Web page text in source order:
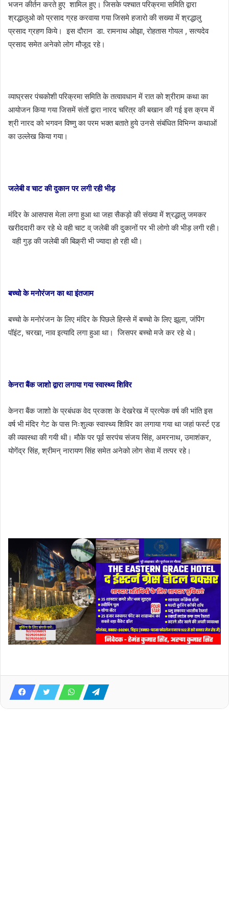
भजन कीर्तन करते हुए शामिल हुए। जिसके पश्चात परिक्रमा समिति द्वारा
श्रद्धालुओ को प्रसाद ग्रह करवाया गया जिसमे हजारो की सख्या में श्रद्धालु
प्रसाद ग्रहण किये। इस दौरान डा. रामनाथ ओझा, रोहतास गोयल , सत्यदेव
प्रसाद समेत अनेको लोग मौजूद रहे।
व्याघ्रसर पंचकोशी परिक्रमा समिति के तत्वावधान में रात को श्रीराम कथा का
आयोजन किया गया जिसमें संतों द्वारा नारद चरित्र की बखान की गई इस क्रम में
श्री नारद को भगवन विष्णु का परम भक्त बताते हुये उनसे संबंधित विभिन्न कथाओं
का उल्लेख किया गया।
जलेबी व चाट की दुकान पर लगी रही भीड़
मंदिर के आसपास मेला लगा हुआ था जहा सैकड़ो की संख्या में श्रद्धालु जमकर
खरीददारी कर रहे थे वही चाट व् जलेबी की दुकानों पर भी लोगो की भीड़ लगी रही।
वही गुड़ की जलेबी की बिक्र्री भी ज्यादा हो रही थी।
बच्चो के मनोरंजन का था इंतजाम
बच्चो के मनोरंजन के लिए मंदिर के पिछले हिस्से में बच्चो के लिए झूला, जंपिंग
पॉइंट, चरखा, नाव इत्यादि लगा हुआ था। जिसपर बच्चो मजे कर रहे थे।
केनरा बैंक जाशो द्वारा लगाया गया स्वास्थ्य शिविर
केनरा बैंक जाशो के प्रबंधक वेद प्रकाश के देखरेख में प्रत्येक वर्ष की भांति इस
वर्ष भी मंदिर गेट के पास निःशुल्क स्वास्थ्य शिविर का लगाया गया था जहां फर्स्ट एड
की व्यवस्था की गयी थी। मौके पर पूर्व सरपंच संजय सिंह, अमरनाथ, उमाशंकर,
योगेंद्र सिंह, श्रीमन् नारायण सिंह समेत अनेको लोग सेवा में तत्पर रहे।